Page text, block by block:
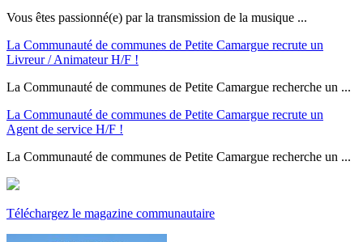
Vous êtes passionné(e) par la transmission de la musique ...
La Communauté de communes de Petite Camargue recrute un
Livreur / Animateur H/F !
La Communauté de communes de Petite Camargue recherche un ...
La Communauté de communes de Petite Camargue recrute un
Agent de service H/F !
La Communauté de communes de Petite Camargue recherche un ...
Téléchargez le magazine communautaire